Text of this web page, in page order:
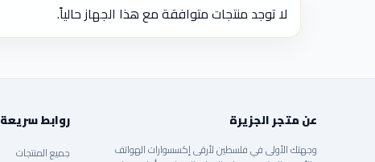
لا توجد منتجات متوافقة مع هذا الجهاز حالياً.
عن متجر الجزيرة
وجهتك الأولى في فلسطين لأرقى إكسسوارات الهواتف
روابط سريعة
جميع المنتجات